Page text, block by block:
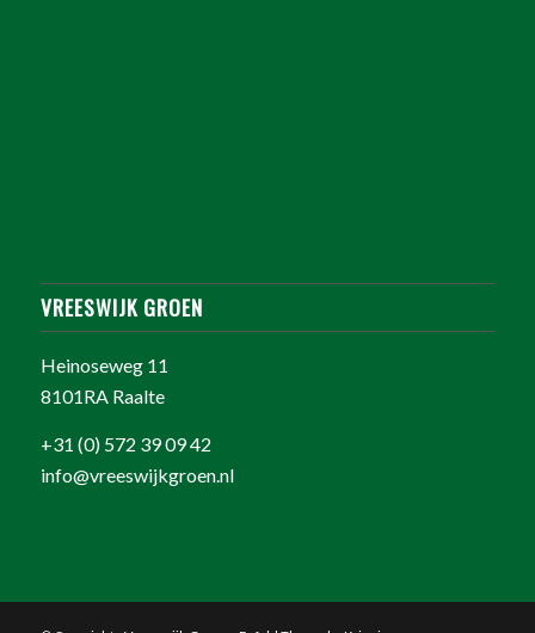
VREESWIJK GROEN
Heinoseweg 11
8101RA Raalte
+31 (0) 572 39 09 42
info@vreeswijkgroen.nl